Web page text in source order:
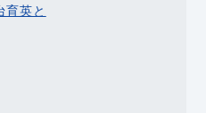
育英と